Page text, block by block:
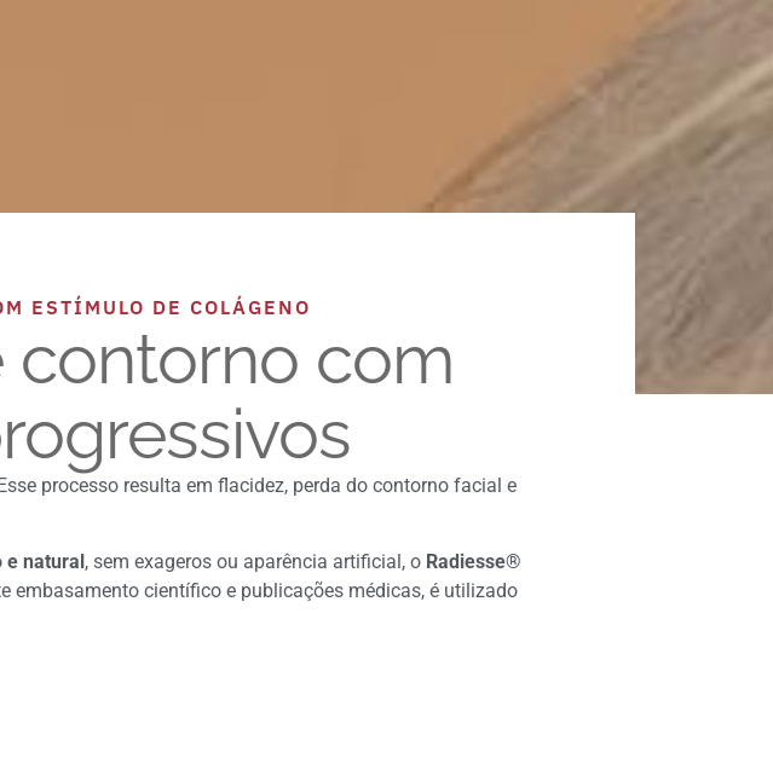
ESTÍMULO DE COLÁGENO
contorno com
processo resulta em flacidez, perda do contorno facial e
e natural, sem exageros ou aparência artificial, o Radiesse®
embasamento científico e publicações médicas, é utilizado